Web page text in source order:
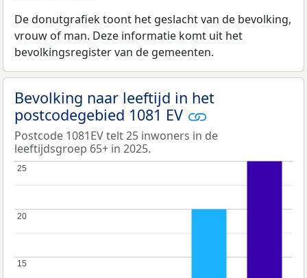
De donutgrafiek toont het geslacht van de bevolking,
vrouw of man. Deze informatie komt uit het
bevolkingsregister van de gemeenten.
Bevolking naar leeftijd in het
postcodegebied 1081 EV
Postcode 1081EV telt 25 inwoners in de
leeftijdsgroep 65+ in 2025.
15
15
20
20
25
25